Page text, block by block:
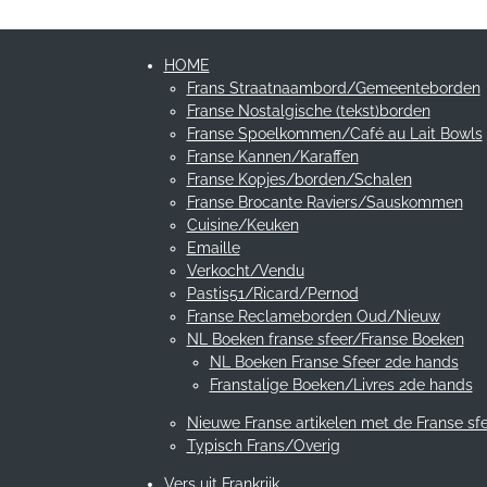
HOME
Frans Straatnaambord/Gemeenteborden
Franse Nostalgische (tekst)borden
Franse Spoelkommen/Café au Lait Bowls
Franse Kannen/Karaffen
Franse Kopjes/borden/Schalen
Franse Brocante Raviers/Sauskommen
Cuisine/Keuken
Emaille
Verkocht/Vendu
Pastis51/Ricard/Pernod
Franse Reclameborden Oud/Nieuw
NL Boeken franse sfeer/Franse Boeken
NL Boeken Franse Sfeer 2de hands
Franstalige Boeken/Livres 2de hands
Nieuwe Franse artikelen met de Franse
Typisch Frans/Overig
Vers uit Frankrijk